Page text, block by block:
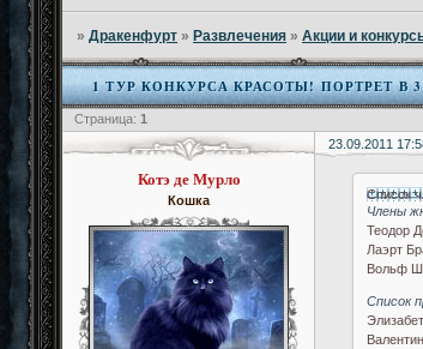
»Дракенфурт » Развлечения »Акции и
1 ТУР КОНКУРСА КРАСОТЫ! ПОРТРЕТ В
Страница: 1
23.09.2011
Котэ де Мурло
Кошка
Список
Члены
Теодор
Лаэрт
Вольф
Список